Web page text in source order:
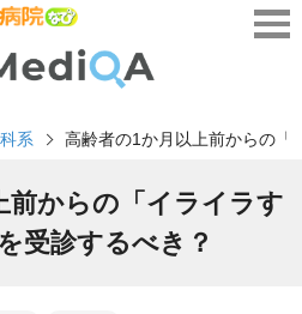
系 高齢者の1か月以上前からの「
前からの「イライラす
受診するべき？